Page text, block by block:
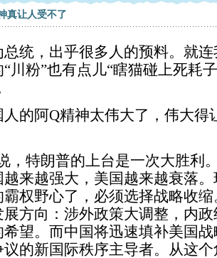
真让人受不了
总统，出乎很多人的预料。就
川粉”也有点儿“瞎猫碰上死耗
的阿Q精神太伟大了，伟大得
，特朗普的上台是一次大胜利
越来越强大，美国越来越衰落
权野心了，必须选择战略收
方向：涉外政策大调整，内
望。而中国将迅速填补美国
议的新国际秩序主导者。从这